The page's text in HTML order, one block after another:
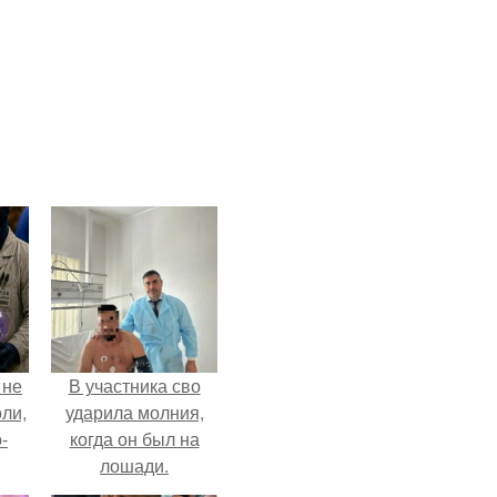
В участника сво
ударила молния,
когда он был на
лошади.